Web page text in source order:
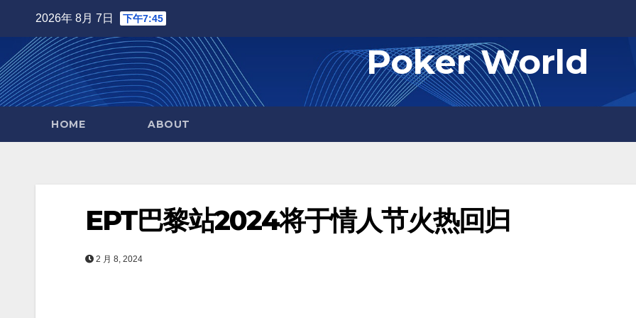
content
2026年 8月 7日 下午7:45
Poker World
HOME ABOUT
EPT巴黎站2024将于情人节火热回归
2 月 8, 2024